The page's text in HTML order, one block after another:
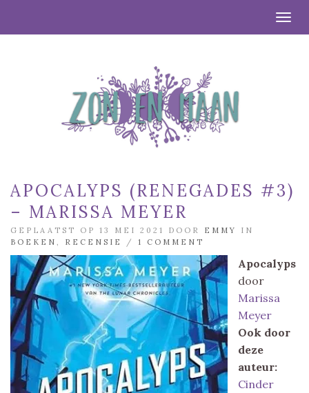
APOCALYPS (RENEGADES #3)
– MARISSA MEYER
GEPLAATST OP 13 MEI 2021 DOOR EMMY
IN
BOEKEN
RECENSIE / 1 COMMENT
Apocalyps
door
Marissa
Meyer
Ook door
deze
auteur:
Cinder